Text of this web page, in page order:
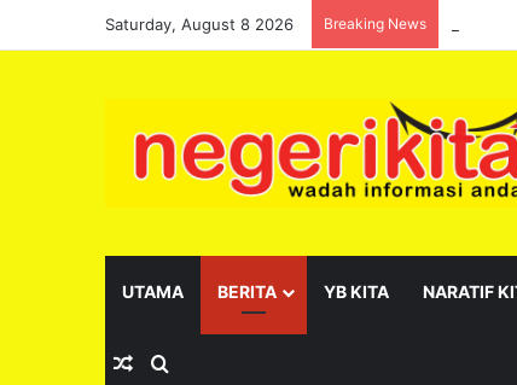
Saturday, August 8 2026 Breaking News
UTAMA BERITA YB KITA NARATIF
Random Article